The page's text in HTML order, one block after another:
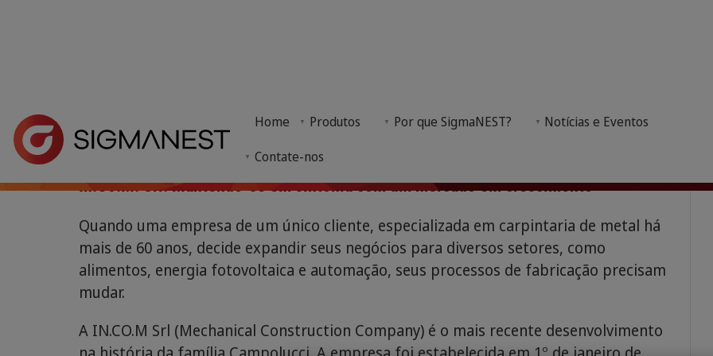
Home Produtos Por que SigmaNEST?
Notícias e Eventos
Contate-nos
Home> Por que SigmaNEST? > Histórias de Clientes > IN.CO.M. SRL
Beneficiando-se da automação do SigmaNEST, a empresa IN.CO.M Srl adaptou seus processos de
IN.CO.M. SRL
In.Co.M. Srl: Mantendo-se em sintonia com um mercado em crescimento
Quando uma empresa de um único cliente, especializada em carpintaria de metal há
mais de 60 anos, decide expandir seus negócios para diversos setores, como
alimentos, energia fotovoltaica e automação, seus processos de fabricação precisam
mudar.
A IN.CO.M Srl (Mechanical Construction Company) é o mais recente desenvolvimento